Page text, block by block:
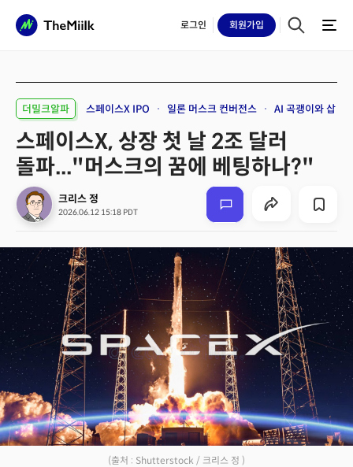
로그인 회원가입
더밀크알파 스페이스X IPO 일론 머스크 컨버전스 AI 곡괭이와 삽
스페이스X, 상장 첫 날 2조 달러
돌파..."머스크의 꿈에 베팅하나?"
크리스 정
2026.06.12 15:18 PDT
(출처 : Shutterstock / 크리스 정 )